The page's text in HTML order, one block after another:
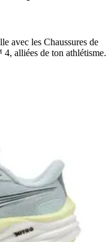
avec les Chaussures de
alliées de ton athlétisme.